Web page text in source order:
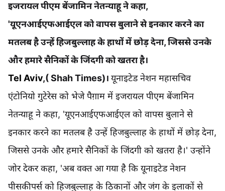
इजरायल पीएम बेंजामिन नेतन्याहू ने कहा,
'यूएनआईएफआईएल को वापस बुलाने से इनकार करने का
मतलब है उन्हें हिजबुल्लाह के हाथों में छोड़ देना, जिससे उनके
और हमारे सैनिकों के जिंदगी को खतरा है।
Tel Aviv,(Shah Times)। यूनाइटेड नेशन महासचिव
एंटोनियो गुटेरेस को भेजे पैग़ाम में इजरायल पीएम बेंजामिन
नेतन्याहू ने कहा, 'यूएनआईएफआईएल को वापस बुलाने से
इनकार करने का मतलब है उन्हें हिजबुल्लाह के हाथों में छोड़ देना,
जिससे उनके और हमारे सैनिकों के जिंदगी को खतरा है।' उन्होंने
जोर देकर कहा, 'अब वक्त आ गया है कि यूनाइटेड नेशन
पीसकीपर्स को हिजबुल्लाह के ठिकानों और जंग के इलाकों से